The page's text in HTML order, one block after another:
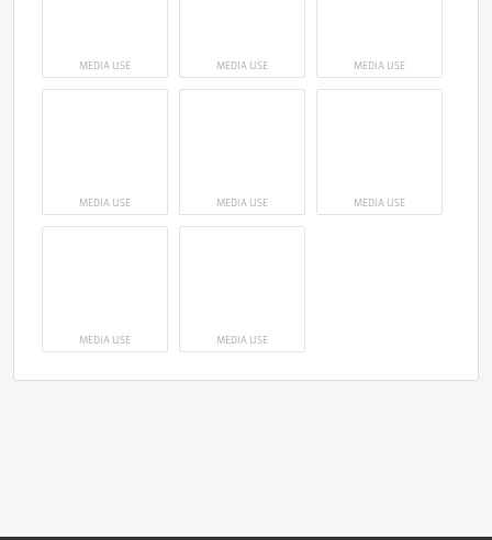
MEDIA USE MEDIA USE MEDIA USE
MEDIA USE MEDIA USE MEDIA USE
MEDIA USE MEDIA USE